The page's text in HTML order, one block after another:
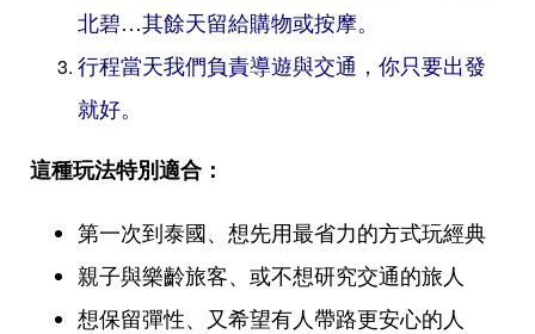
北碧…其餘天留給購物或按摩。
行程當天我們負責導遊與交通，你只要出發
就好。
這種玩法特別適合：
第一次到泰國、想先用最省力的方式玩經典
親子與樂齡旅客、或不想研究交通的旅人
想保留彈性、又希望有人帶路更安心的人